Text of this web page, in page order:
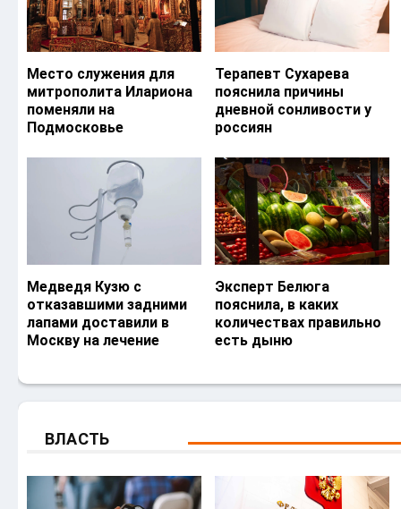
Место служения для
митрополита Илариона
поменяли на
Подмосковье
Терапевт Сухарева
пояснила причины
дневной сонливости у
россиян
Медведя Кузю с
отказавшими задними
лапами доставили в
Москву на лечение
Эксперт Белюга
пояснила, в каких
количествах правильно
есть дыню
ВЛАСТЬ